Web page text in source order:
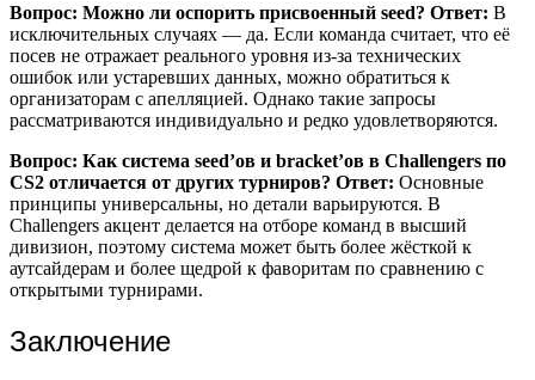
Вопрос: Можно ли оспорить присвоенный seed? Ответ: В
исключительных случаях — да. Если команда считает, что её
посев не отражает реального уровня из-за технических
ошибок или устаревших данных, можно обратиться к
организаторам с апелляцией. Однако такие запросы
рассматриваются индивидуально и редко удовлетворяются.
Вопрос: Как система seed’ов и bracket’ов в Challengers по
CS2 отличается от других турниров? Ответ: Основные
принципы универсальны, но детали варьируются. В
Challengers акцент делается на отборе команд в высший
дивизион, поэтому система может быть более жёсткой к
аутсайдерам и более щедрой к фаворитам по сравнению с
открытыми турнирами.
Заключение